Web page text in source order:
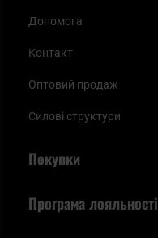
Допомога
Контакт
Оптовий продаж
Силові структури
Покупки
Програма лояльності